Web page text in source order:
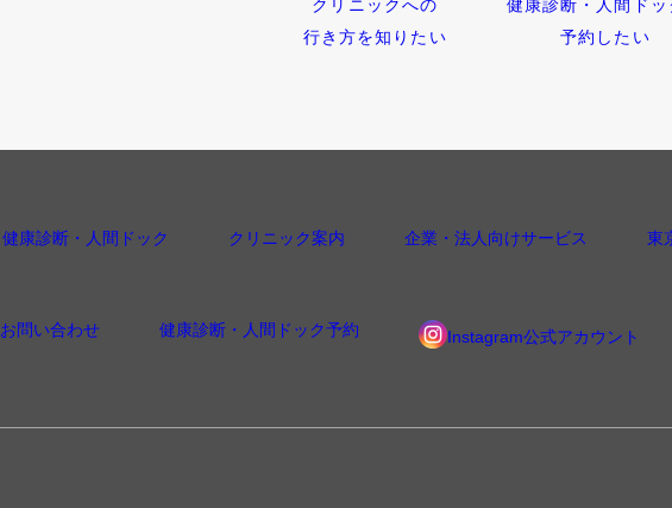
クリニックへの
行き方を知りたい
健康診断・人間ドッ
予約したい
健康診断・人間ドック クリニック案内 企業・法人向けサービス 東
お問い合わせ 健康診断・人間ドック予約 Instagram公式アカウント